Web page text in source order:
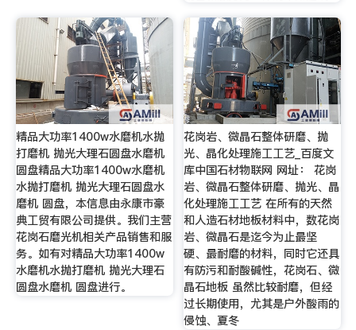
精品大功率1400w水磨机水抛
打磨机 抛光大理石圆盘水磨机
圆盘精品大功率1400w水磨机
水抛打磨机 抛光大理石圆盘水
磨机 圆盘，本信息由永康市豪
典工贸有限公司提供。我们主营
花岗石磨光机相关产品销售和服
务。如有对精品大功率1400w
水磨机水抛打磨机 抛光大理石
圆盘水磨机 圆盘进行。
花岗岩、微晶石整体研磨、抛
光、晶化处理施工工艺_百度文
库中国石材物联网 网址： 花岗
岩、微晶石整体研磨、抛光、晶
化处理施工工艺 在所有的天然
和人造石材地板材料中，数花岗
岩、微晶石是迄今为止最坚
硬、最耐磨的材料，同时它还具
有防污和耐酸碱性，花岗石、微
晶石地板 虽然比较耐磨，但经
过长期使用，尤其是户外酸雨的
侵蚀、夏冬